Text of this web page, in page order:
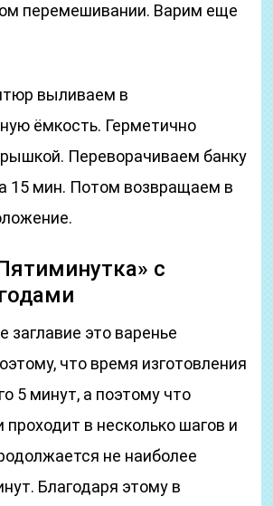
перемешивании. Варим еще
выливаем в
ёмкость. Герметично
Переворачиваем банку
15 мин. Потом возвращаем в
с
заглавие это варенье
что время изготовления
5 минут, а поэтому что
проходит в несколько шагов и
не наиболее
Благодаря этому в